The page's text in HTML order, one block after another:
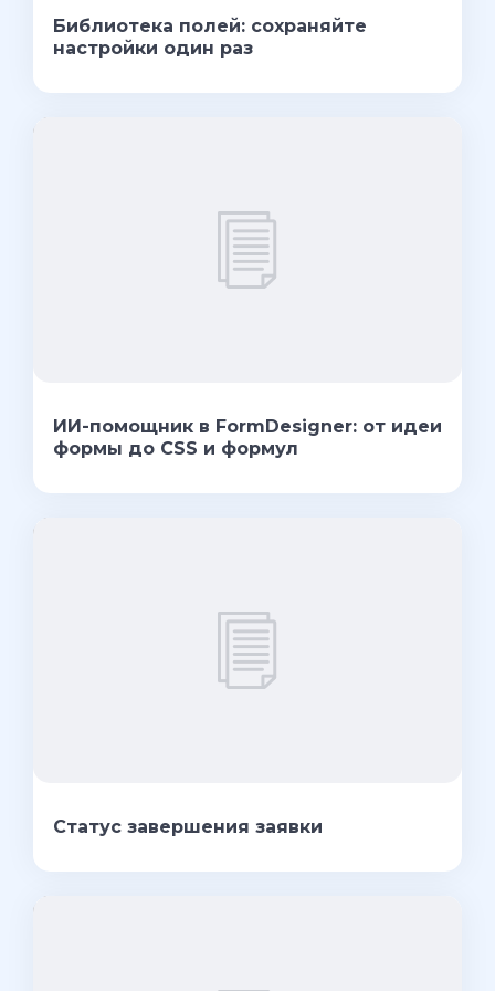
Библиотека полей: сохраняйте
настройки один раз
ИИ-помощник в FormDesigner: от идеи
формы до CSS и формул
Статус завершения заявки